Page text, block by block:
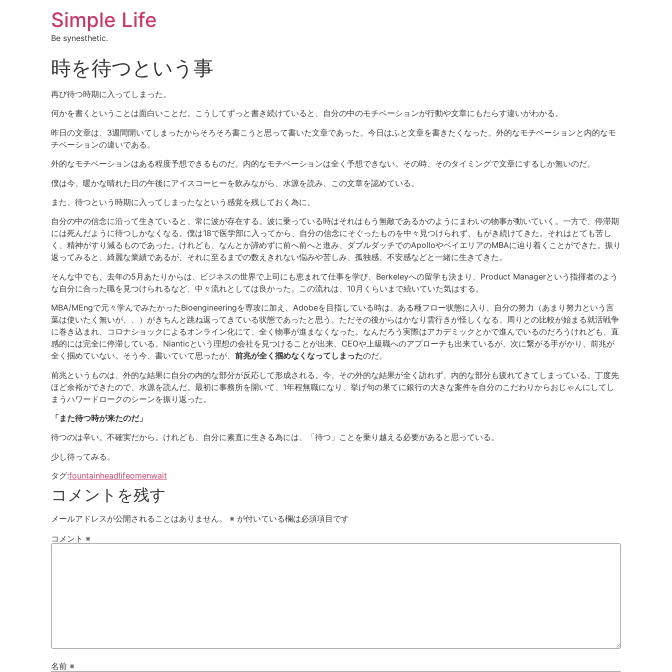
Simple Life
Be synesthetic.
時を待つという事
再び待つ時期に入ってしまった。
何かを書くということは面白いことだ。こうしてずっと書き続けていると、自分の中のモチベーションが行動や文章にもたらす違いがわかる。
昨日の文章は、3週間開いてしまったからそろそろ書こうと思って書いた文章であった。今日はふと文章を書きたくなった。外的なモチベーションと内的なモ
チベーションの違いである。
外的なモチベーションはある程度予想できるものだ。内的なモチベーションは全く予想できない。その時、そのタイミングで文章にするしか無いのだ。
僕は今、暖かな晴れた日の午後にアイスコーヒーを飲みながら、水源を読み、この文章を認めている。
また、待つという時期に入ってしまったなという感覚を残しておく為に。
自分の中の信念に沿って生きていると、常に波が存在する。波に乗っている時はそれはもう無敵であるかのようにまわいの物事が動いていく。一方で、停滞期
には死んだように待つしかなくなる。僕は18で医学部に入ってから、自分の信念にそぐったものを中々見つけられず、もがき続けてきた。それはとても苦し
く、精神がすり減るものであった。けれども、なんとか諦めずに前へ前へと進み、ダブルダッチでのApolloやベイエリアのMBAに辿り着くことができた。振り
返ってみると、綺麗な業績であるが、それに至るまでの数えきれない悩みや苦しみ、孤独感、不安感などと一緒に生きてきた。
そんな中でも、去年の5月あたりからは、ビジネスの世界で上司にも恵まれて仕事を学び、Berkeleyへの留学も決まり、Product Managerという指揮者のよう
な自分に合った職を見つけられるなど、中々流れとしては良かった。この流れは、10月くらいまで続いていた気はする。
MBA/MEngで元々学んでみたかったBioengineeringを専攻に加え、Adobeを目指している時は、ある種フロー状態に入り、自分の努力（あまり努力という言
葉は使いたく無いが、、）がきちんと跳ね返ってきている状態であったと思う。ただその後からはかなり雲行きが怪しくなる。周りとの比較が始まる就活戦争
に巻き込まれ、コロナショックによるオンライン化にて、全く物事が進まなくなった。なんだろう実際はアカデミックとかで進んでいるのだろうけれども、直
感的には完全に停滞している。Nianticという理想の会社を見つけることが出来、CEOや上級職へのアプローチも出来ているが、次に繋がる手がかり、前兆が
全く掴めていない。そう今、書いていて思ったが、 前兆が全く掴めなくなってしまったのだ。
前兆というものは、外的な結果に自分の内的な部分が反応して形成される。今、その外的な結果が全く訪れず、内的な部分も疲れてきてしまっている。丁度先
ほど余裕ができたので、水源を読んだ。最初に事務所を開いて、1年程無職になり、挙げ句の果てに銀行の大きな案件を自分のこだわりからおじゃんにしてし
まうハワードロークのシーンを振り返った。
「また待つ時が来たのだ」
待つのは辛い。不確実だから。けれども、自分に素直に生きる為には、「待つ」ことを乗り越える必要があると思っている。
少し待ってみる。
タグ:fountainheadlifeomenwait
コメントを残す
メールアドレスが公開されることはありません。 ※ が付いている欄は必須項目です
コメント ※
名前 ※